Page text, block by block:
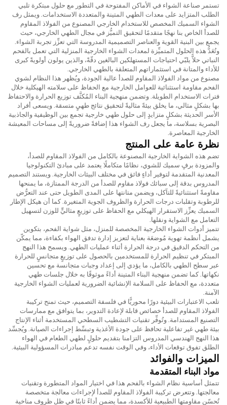
تستمر صناعة الشواء في الأماكن المفتوحة في التطور مع حلول مبتكرة تلبي
الطلب المتزايد على معدات الطهي المتينة والمتعددة الاستخدامات. ويمثل رف
الشواء السميك المخصص للاستخدام الخارجي المصنوع من الفولاذ المقاوم
للصدأ الخاص بنا نهجًا متقدمًا لتحقيق التميُّز في مجال الطهي الخارجي، حيث
يجمع بين البنية القوية والعناصر التصميمية المدروسة التي تعزِّز تجربة الشواء.
وتُعَدُّ هذه الحلول المتميِّزة لمعدات الشواء الخارجية المنزلية التي تعمل بالفحم
النباتي حلاًّ يلبّي احتياجات المستهلكين البالغين دقّةً، والذين يولون أولويةً كبرى
للأداء والمتانة في استثماراتهم المتعلقة بالطهي الخارجي.
مصنوع من مواد الفولاذ المقاوم للصدأ عالية الجودة، ويُظهر هذا النظام لشوي
الفحم مقاومة استثنائية للعوامل الخارجية مع الحفاظ على سلامته الهيكلية خلال
فترات الاستخدام الطويلة. وتضمن منهجية البناء المُكثَّف توزيع الحرارة والاحتفاظ
بها بشكلٍ مثالي، ما يخلق بيئةً مثاليةً لتحقيق نتائج طهيٍ متسقة. ويسعى أفراد
الأسر الحديثة بشكلٍ متزايدٍ إلى حلول طهي خارجية تجمع بين الوظيفية والجاذبية
البصرية بسلاسة، ما يجعل رف الشواء هذا إضافةً ضروريةً إلى مساحات المعيشة
الخارجية المعاصرة.
نظرة عامة على المنتج
تضم هذه الشواية الخارجية المصنوعة بالكامل من الفولاذ المقاوم للصدأ،
والمزودة برفٍ سميك للشوي، نظامًا متكاملًا يعتمد على مبادئ التكنولوجيا
المعدنية المتقدمة لتوفير أداءٍ فائق في مختلف البيئات الخارجية. ويستند التصميم
المدروس بدقة إلى سبائك فولاذ مقاوم للصدأ من الدرجة الممتازة، ما يمنحها
مقاومةً استثنائيةً للتآكل، ويضمن متانتها على المدى الطويل حتى عند التعرُّض
للرطوبة وتقلبات درجات الحرارة والظروف الجوية المتغيرة. كما أن هيكل الإطار
السميك يعزِّز الاستقرار الهيكلي مع الحفاظ على توزيعٍ مثاليٍّ للوزن لتسهيل
التعامل مع الشواية ونقلها.
تتميز أدوات الشواء الخارجية المخصصة للمنزل، مثل شواية الفحم، بتكوين
يشمل أنظمة تهوية مُوضعَة بعناية لتعزيز إدارة تدفق الهواء بكفاءة، مما يمكّن
من التحكم الدقيق في درجة الحرارة أثناء عمليات الطهي. ويسمح هذا النهج
المبتكر في تنظيم الحرارة للمستخدمين بالحصول على توزيعٍ متجانسٍ للحرارة
عبر سطح الطهي بالكامل، ما يؤدي إلى إعداد وجبات متجانسة مع تحسين
نكهاتها. كما تضمن منهجية البناء المتينة أداءً موثوقًا به خلال جلسات طهي
متعددة، مع الحفاظ على السلامة الإنشائية الضرورية لعمليات الشواء الخارجية
الآمنة.
تلعب الاعتبارات البيئية دورًا محوريًّا في فلسفة التصميم، حيث تمنح تركيبة
الفولاذ المقاوم للصدأ خصائص قابلة لإعادة التدوير، بما يتوافق مع ممارسات
التصنيع المستدامة. وتُوفِّر تقنيات التشطيب السطحي المستخدمة أثناء الإنتاج
بيئة طهي غير تفاعلية تحافظ على جودة الأغذية وتبسِّط إجراءات الصيانة. ويُجسِّد
هذا النهج الهندسي المدروس التزامنا بتقديم حلولٍ لطهي الطعام في الهواء
الطلق تفوق توقعات الأداء، وفي الوقت نفسه تدعم مبادرات المسؤولية البيئية.
الميزات والفوائد
مواد البناء المتقدمة
تتمثل أساسية نظام الشواء بالفحم هذا في اختيار المواد المتطورة وتقنيات
معالجتها. وتتعرض تركيبة الفولاذ المقاوم للصدأ لإجراءات معالجة متخصصة
تُحسّن مقاومتها الطبيعية للأكسدة، مما يضمن أداءً ثابتًا في ظل ظروف مناخية